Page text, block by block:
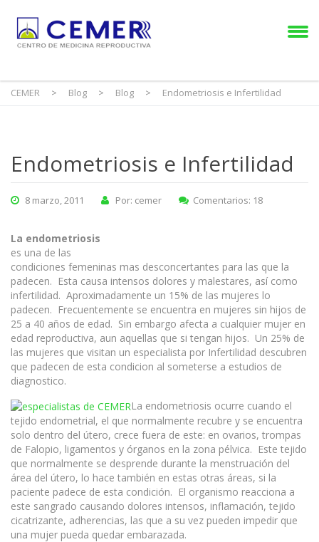
CEMER > Blog > Blog > Endometriosis e Infertilidad
Endometriosis e Infertilidad
8 marzo, 2011 Por: cemer Comentarios: 18
La endometriosis
es una de las
condiciones femeninas mas desconcertantes para las que la
padecen. Esta causa intensos dolores y malestares, así como
infertilidad. Aproximadamente un 15% de las mujeres lo
padecen. Frecuentemente se encuentra en mujeres sin hijos de
25 a 40 años de edad. Sin embargo afecta a cualquier mujer en
edad reproductiva, aun aquellas que si tengan hijos. Un 25% de
las mujeres que visitan un especialista por Infertilidad descubren
que padecen de esta condicion al someterse a estudios de
diagnostico.
La endometriosis ocurre cuando el
tejido endometrial, el que normalmente recubre y se encuentra
solo dentro del útero, crece fuera de este: en ovarios, trompas
de Falopio, ligamentos y órganos en la zona pélvica. Este tejido
que normalmente se desprende durante la menstruación del
área del útero, lo hace también en estas otras áreas, si la
paciente padece de esta condición. El organismo reacciona a
este sangrado causando dolores intensos, inflamación, tejido
cicatrizante, adherencias, las que a su vez pueden impedir que
una mujer pueda quedar embarazada.